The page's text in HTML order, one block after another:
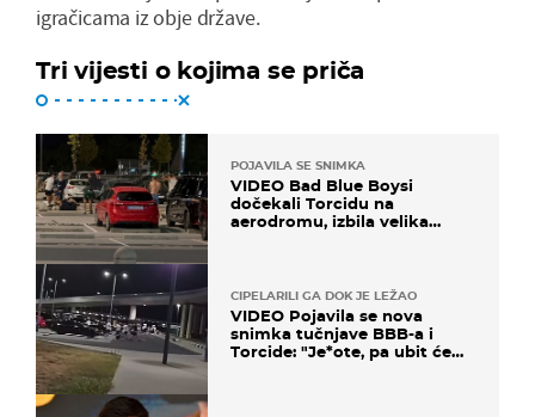
igračicama iz obje države.
Tri vijesti o kojima se priča
POJAVILA SE SNIMKA
VIDEO Bad Blue Boysi
dočekali Torcidu na
aerodromu, izbila velika
CIPELARILI GA DOK JE LEŽAO
VIDEO Pojavila se nova
snimka tučnjave BBB-a i
Torcide: "Je*ote, pa ubit će